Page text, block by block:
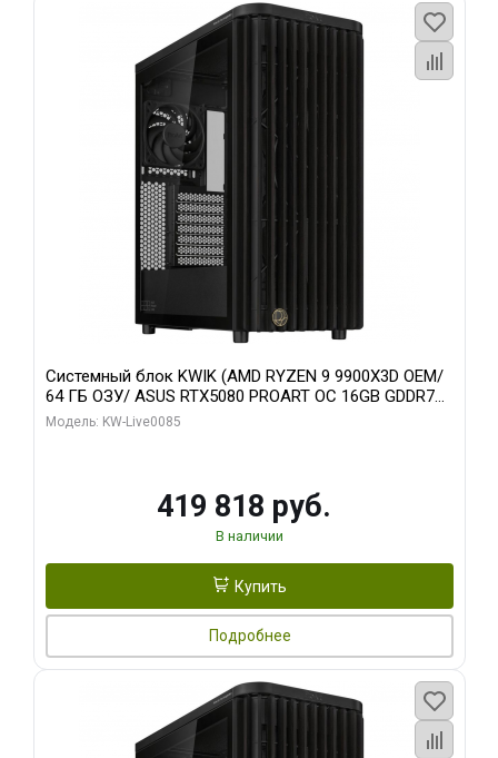
Системный блок KWIK (AMD RYZEN 9 9900X3D OEM/
64 ГБ ОЗУ/ ASUS RTX5080 PROART OC 16GB GDDR7
256bit Type-C DP 2/ 960 ГБ SSD)
Модель: KW-Live0085
419 818 руб.
В наличии
Купить
Подробнее